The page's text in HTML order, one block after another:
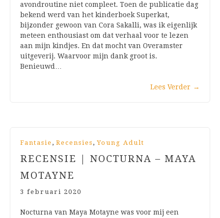
avondroutine niet compleet. Toen de publicatie dag
bekend werd van het kinderboek Superkat,
bijzonder gewoon van Cora Sakalli, was ik eigenlijk
meteen enthousiast om dat verhaal voor te lezen
aan mijn kindjes. En dat mocht van Overamster
uitgeverij. Waarvoor mijn dank groot is.
Benieuwd…
Lees Verder →
Fantasie , Recensies , Young Adult
RECENSIE | NOCTURNA – MAYA
MOTAYNE
3 februari 2020
Nocturna van Maya Motayne was voor mij een